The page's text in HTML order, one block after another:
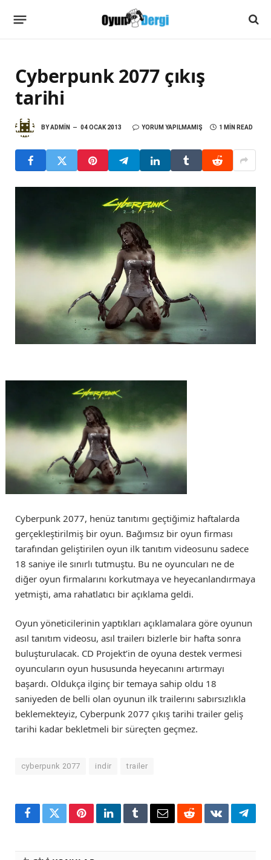
Cyberpunk 2077 çıkış
tarihi
BYADMIN 04 OCAK 2013 YORUM YAPILMAMIŞ 1 MIN READ
Cyberpunk 2077, henüz tanıtımı geçtiğimiz haftalarda
gerçekleştirilmiş bir oyun. Bağımsız bir oyun firması
tarafından geliştirilen oyun ilk tanıtım videosunu sadece
18 saniye ile sınırlı tutmuştu. Bu ne oyuncuları ne de
diğer oyun firmalarını korkutmaya ve heyecanlandırmaya
yetmişti, ama rahatlatıcı bir açıklama geldi.
Oyun yöneticilerinin yaptıkları açıklamalara göre oyunun
asıl tanıtım videosu, asıl trailerı bizlerle bir hafta sonra
buluşturulacak. CD Projekt’in de oyuna destek vermesi
oyuncuların oyun hususunda heyecanını artırmayı
başardı. Oldukça ilginç bir temaya sahip oldu 18
saniyeden de belli olan oyunun ilk trailerını sabırsızlıkla
beklemekteyiz, Cyberpunk 2077 çıkış tarihi trailer geliş
tarihi kadar bekletmeli bir süreçten geçmez.
cyberpunk 2077 indir trailer
FacebookTwitterPinterestLinkedInTumblrEmailRedditVKontakte